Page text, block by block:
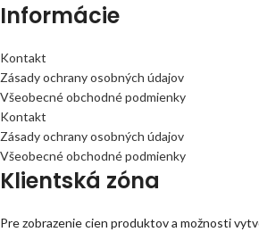
Informácie
Kontakt
Zásady ochrany osobných údajov
Všeobecné obchodné podmienky
Kontakt
Zásady ochrany osobných údajov
Všeobecné obchodné podmienky
Klientská zóna
Pre zobrazenie cien produktov a možnosti